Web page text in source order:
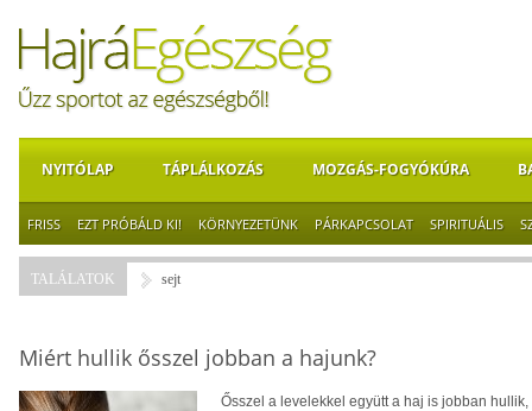
NYITÓLAP TÁPLÁLKOZÁS MOZGÁS-FOGYÓKÚRA
FRISS EZT PRÓBÁLD KI! KÖRNYEZETÜNK PÁRKAPCSOLAT SPIRITUÁLIS
TALÁLATOK sejt
Miért hullik ősszel jobban a hajunk?
Ősszel a levelekkel együtt a haj is jobban